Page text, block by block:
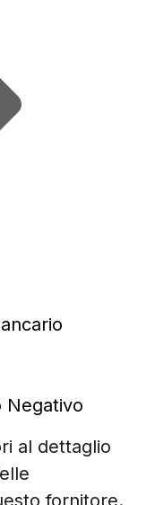
Negativo
al dettaglio
fornitore.